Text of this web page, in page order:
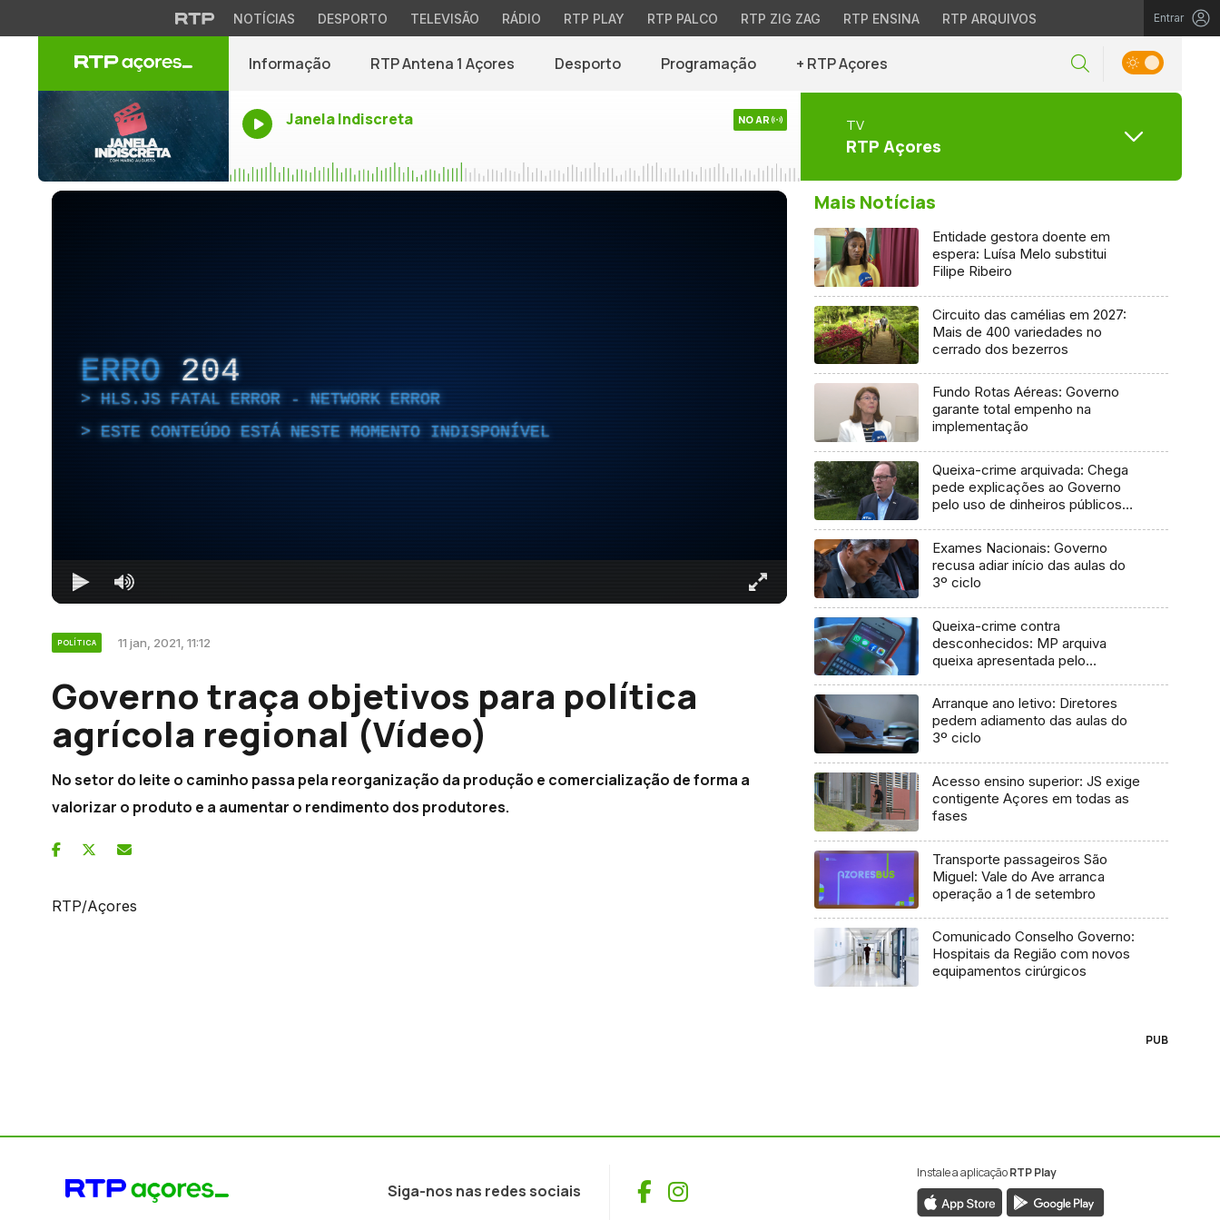
NOTÍCIAS DESPORTO TELEVISÃO RÁDIO RTP PLAY RTP PALCO RTP ZIG ZAG RTP ENSINA RTP ARQUIVOS Entrar
Informação RTP Antena 1 Açores Desporto Programação + RTP Açores
Janela Indiscreta NO AR TV
RTP Açores
ERRO 204
HLS.JS FATAL ERROR - NETWORK ERROR
ESTE CONTEÚDO ESTÁ NESTE MOMENTO INDISPONÍVEL
POLÍTICA 11 jan, 2021, 11:12
Governo traça objetivos para política
agrícola regional (Vídeo)
No setor do leite o caminho passa pela reorganização da produção e comercialização de forma a
valorizar o produto e a aumentar o rendimento dos produtores.
RTP/Açores
Mais Notícias
Entidade gestora doente em
espera: Luísa Melo substitui
Filipe Ribeiro
Circuito das camélias em 2027:
Mais de 400 variedades no
cerrado dos bezerros
Fundo Rotas Aéreas: Governo
garante total empenho na
implementação
Queixa-crime arquivada: Chega
pede explicações ao Governo
pelo uso de dinheiros públicos
Exames Nacionais: Governo
recusa adiar início das aulas do
3º ciclo
Queixa-crime contra
desconhecidos: MP arquiva
queixa apresentada pelo
Arranque ano letivo: Diretores
pedem adiamento das aulas do
3º ciclo
Acesso ensino superior: JS exige
contigente Açores em todas as
fases
Transporte passageiros São
Miguel: Vale do Ave arranca
operação a 1 de setembro
Comunicado Conselho Governo:
Hospitais da Região com novos
equipamentos cirúrgicos
PUB
Siga-nos nas redes sociais Facebook
Instagram
Instale a aplicaçãoRTP Play